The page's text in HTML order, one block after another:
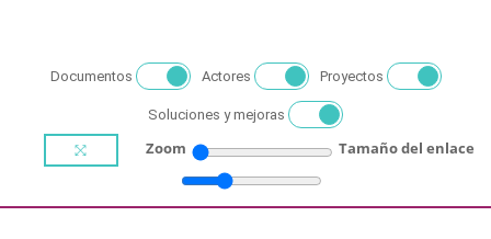
Documentos Actores Proyectos
Soluciones y mejoras
Zoom Tamaño del enlace